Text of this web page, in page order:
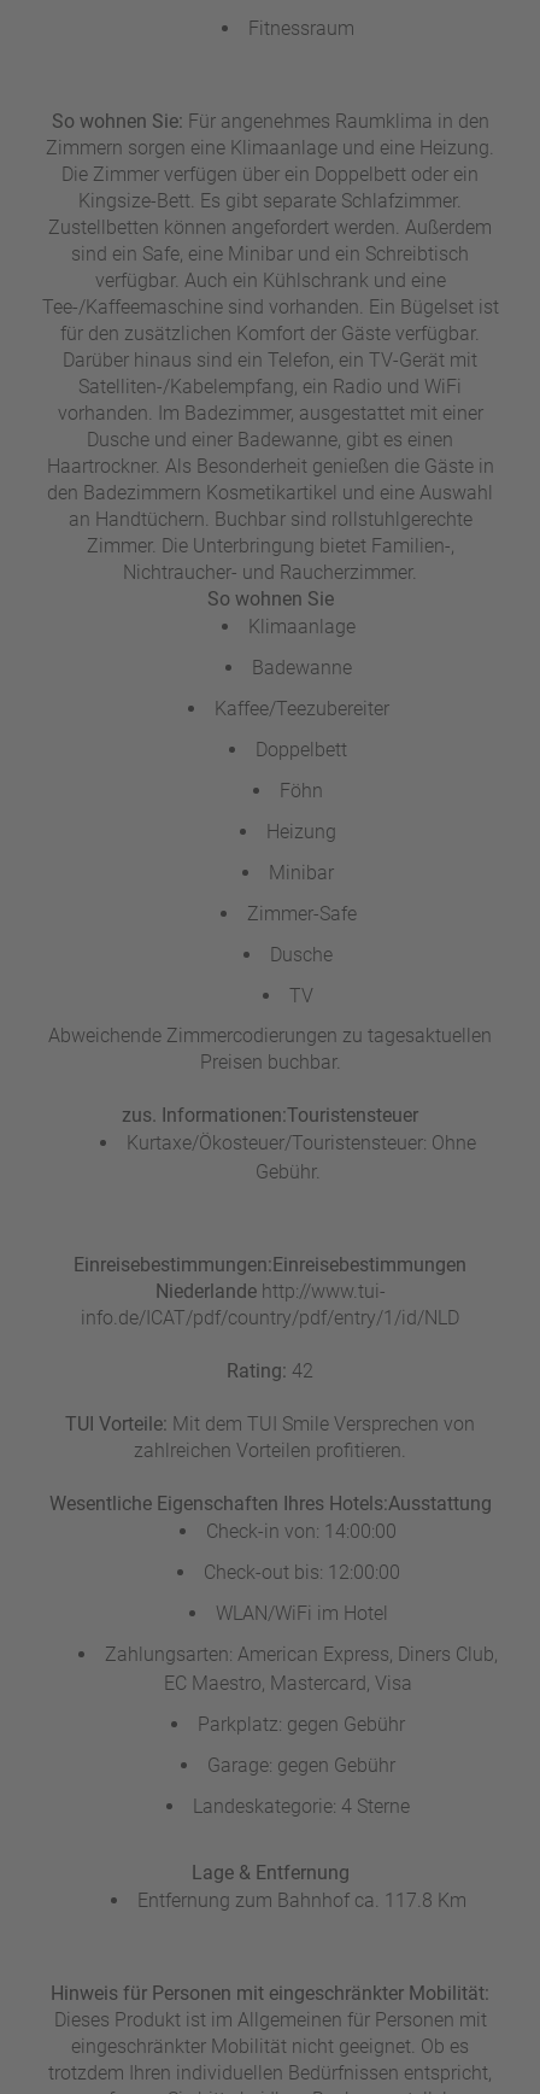
Fitnessraum
So wohnen Sie: Für angenehmes Raumklima in den
Zimmern sorgen eine Klimaanlage und eine Heizung.
Die Zimmer verfügen über ein Doppelbett oder ein
Kingsize-Bett. Es gibt separate Schlafzimmer.
Zustellbetten können angefordert werden. Außerdem
sind ein Safe, eine Minibar und ein Schreibtisch
verfügbar. Auch ein Kühlschrank und eine
Tee-/Kaffeemaschine sind vorhanden. Ein Bügelset ist
für den zusätzlichen Komfort der Gäste verfügbar.
Darüber hinaus sind ein Telefon, ein TV-Gerät mit
Satelliten-/Kabelempfang, ein Radio und WiFi
vorhanden. Im Badezimmer, ausgestattet mit einer
Dusche und einer Badewanne, gibt es einen
Haartrockner. Als Besonderheit genießen die Gäste in
den Badezimmern Kosmetikartikel und eine Auswahl
an Handtüchern. Buchbar sind rollstuhlgerechte
Zimmer. Die Unterbringung bietet Familien-,
Nichtraucher- und Raucherzimmer.
So wohnen Sie
Klimaanlage
Badewanne
Kaffee/Teezubereiter
Doppelbett
Föhn
Heizung
Minibar
Zimmer-Safe
Dusche
TV
Abweichende Zimmercodierungen zu tagesaktuellen
Preisen buchbar.
zus. Informationen:Touristensteuer
Kurtaxe/Ökosteuer/Touristensteuer: Ohne
Gebühr.
Einreisebestimmungen:Einreisebestimmungen
Niederlandehttp://www.tui-
info.de/ICAT/pdf/country/pdf/entry/1/id/NLD
Rating: 42
TUI Vorteile: Mit dem TUI Smile Versprechen von
zahlreichen Vorteilen profitieren.
Wesentliche Eigenschaften Ihres Hotels:Ausstattung
Check-in von: 14:00:00
Check-out bis: 12:00:00
WLAN/WiFi im Hotel
Zahlungsarten: American Express, Diners Club,
EC Maestro, Mastercard, Visa
Parkplatz: gegen Gebühr
Garage: gegen Gebühr
Landeskategorie: 4 Sterne
Lage & Entfernung
Entfernung zum Bahnhof ca. 117.8 Km
Hinweis für Personen mit eingeschränkter Mobilität:
Dieses Produkt ist im Allgemeinen für Personen mit
eingeschränkter Mobilität nicht geeignet. Ob es
trotzdem Ihren individuellen Bedürfnissen entspricht,